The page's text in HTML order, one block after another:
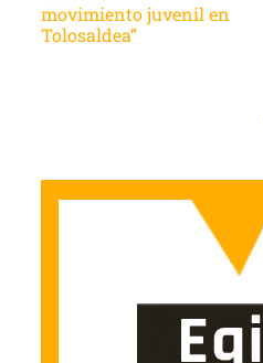
movimiento juvenil en
Tolosaldea”